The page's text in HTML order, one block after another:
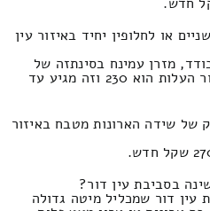
או לחלופין יחיד באיזור עין
מזרן עמינח בסינתזה של
עבודת מעבירים בסביבת עין דור העלות הוא 230 וזה מגיע עד
של שידה הארונות מטבח באיזור
בסביבת עין דור?
דור שמכליל מיטה גדולה